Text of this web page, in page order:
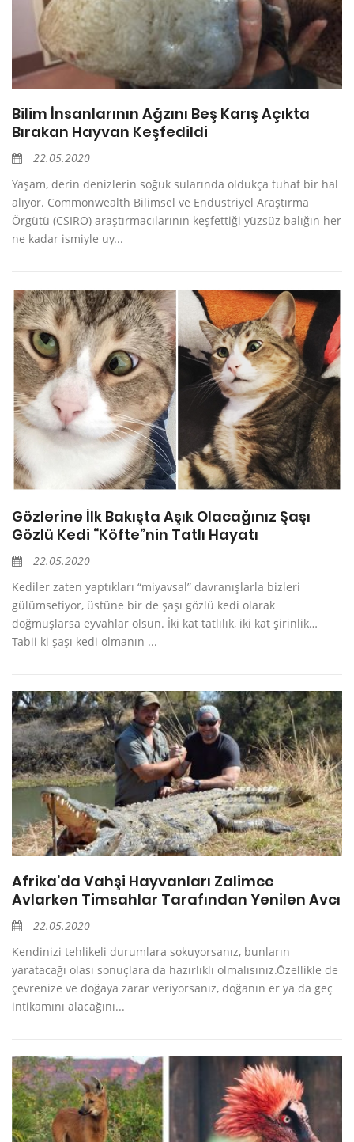
Bilim İnsanlarının Ağzını Beş Karış Açıkta
Bırakan Hayvan Keşfedildi
22.05.2020
Yaşam, derin denizlerin soğuk sularında oldukça tuhaf bir hal
alıyor. Commonwealth Bilimsel ve Endüstriyel Araştırma
Örgütü (CSIRO) araştırmacılarının keşfettiği yüzsüz balığın her
ne kadar ismiyle uy...
Gözlerine İlk Bakışta Aşık Olacağınız Şaşı
Gözlü Kedi “Köfte”nin Tatlı Hayatı
22.05.2020
Kediler zaten yaptıkları “miyavsal” davranışlarla bizleri
gülümsetiyor, üstüne bir de şaşı gözlü kedi olarak
doğmuşlarsa eyvahlar olsun. İki kat tatlılık, iki kat şirinlik…
Tabii ki şaşı kedi olmanın ...
Afrika’da Vahşi Hayvanları Zalimce
Avlarken Timsahlar Tarafından Yenilen Avcı
22.05.2020
Kendinizi tehlikeli durumlara sokuyorsanız, bunların
yaratacağı olası sonuçlara da hazırlıklı olmalısınız.Özellikle de
çevrenize ve doğaya zarar veriyorsanız, doğanın er ya da geç
intikamını alacağını...